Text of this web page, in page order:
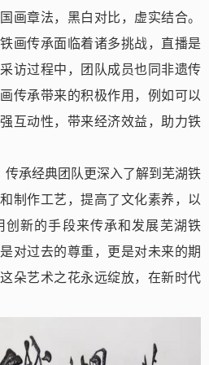
画章法，黑白对比，虚实结合。
画传承面临着诸多挑战，
直播是
访过程中，团队成员也同非遗传
传承带来的积极作用，例如可以
互动性，带来经济效益，助力铁
传承经典团队更深入了解到芜湖铁
制作工艺，提高了文化素养，以
创新的手段来传承和发展芜湖铁
对过去的尊重，更是对未来的期
朵艺术之花永远绽放，在新时代